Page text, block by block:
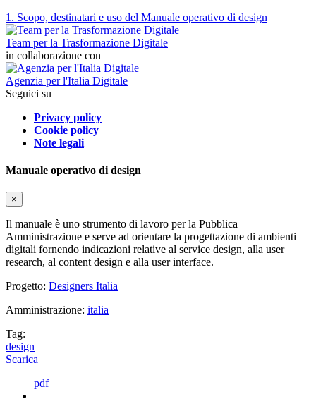
1. Scopo, destinatari e uso del Manuale operativo di design
Team per la Trasformazione Digitale
in collaborazione con
Agenzia per l'Italia Digitale
Seguici su
Privacy policy
Cookie policy
Note legali
Manuale operativo di design
×
Il manuale è uno strumento di lavoro per la Pubblica
Amministrazione e serve ad orientare la progettazione di ambienti
digitali fornendo indicazioni relative al service design, alla user
research, al content design e alla user interface.
Progetto: Designers Italia
Amministrazione: italia
Tag:
design
Scarica
pdf